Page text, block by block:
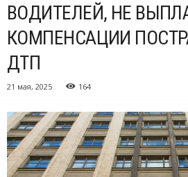
ВОДИТЕЛЕЙ, НЕ
КОМПЕНСАЦИИ
ДТП
21 мая, 2025 164